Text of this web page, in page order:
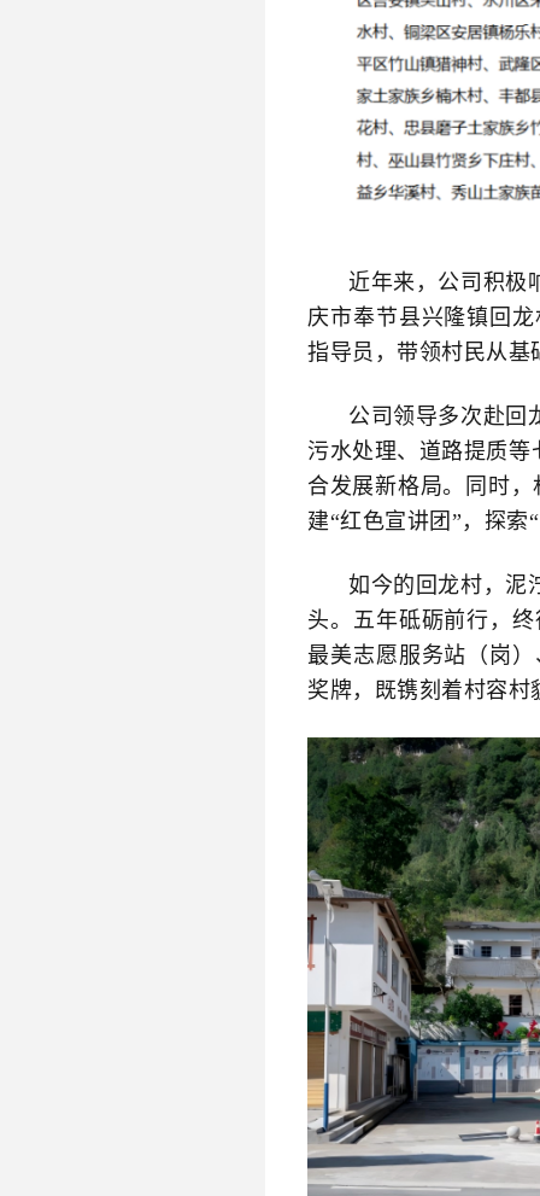
近年来，公司积极
庆市奉节县兴隆镇回
指导员 ，带领村民从
公司领导多次赴回
污水处理、道路提质等
合发展新格局。同时，
建“红色宣讲团”，探索
如今的回龙村，泥
头。五年砥砺前行，
最美志愿服务站（岗）
奖牌，既镌刻着村容